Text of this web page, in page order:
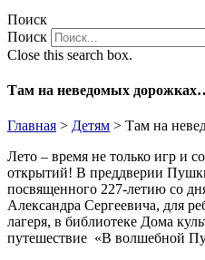
Поиск
Поиск
Close this search box.
Там на неведомых
Главная > Детям > Там на
Лето – время не только игр и
открытий! В преддверии
посвященного 227-летию со
Александра Сергеевича, для
лагеря, в библиотеке Дома
путешествие «В волшебной